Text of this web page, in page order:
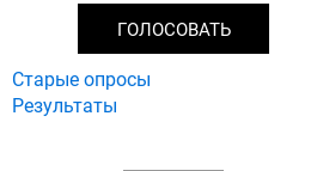
Старые опросы
Результаты